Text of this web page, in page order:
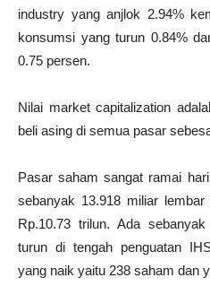
industry yang anjlok 2.94%
konsumsi yang turun 0.84%
0.75 persen.
Nilai market capitalization
beli asing di semua pasar
Pasar saham sangat ramai
sebanyak 13.918 miliar
Rp.10.73 trilun. Ada
turun di tengah penguatan
yang naik yaitu 238 saham dan